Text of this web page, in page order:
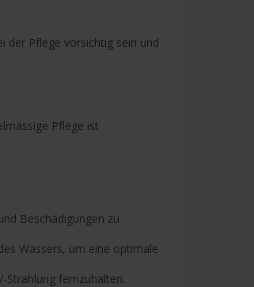
der Pflege vorsichtig sein und
Pflege ist
Beschädigungen zu
Wassers, um eine optimale
Strahlung fernzuhalten.